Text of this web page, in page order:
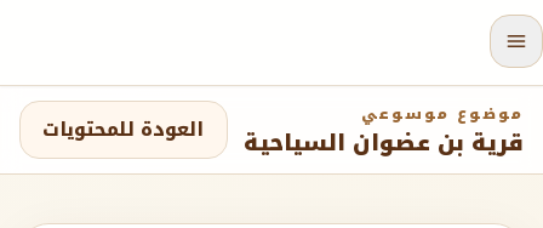
موضوع موسوعي
قرية بن عضوان السياحية العودة للمحتويات